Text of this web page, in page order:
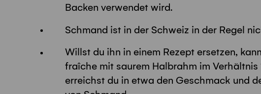
Backen verwendet wird.
Schmand ist in der Schweiz in der Regel
Willst du ihn in einem Rezept ersetzen,
fraîche mit saurem Halbrahm im Verhältnis
erreichst du in etwa den Geschmack und